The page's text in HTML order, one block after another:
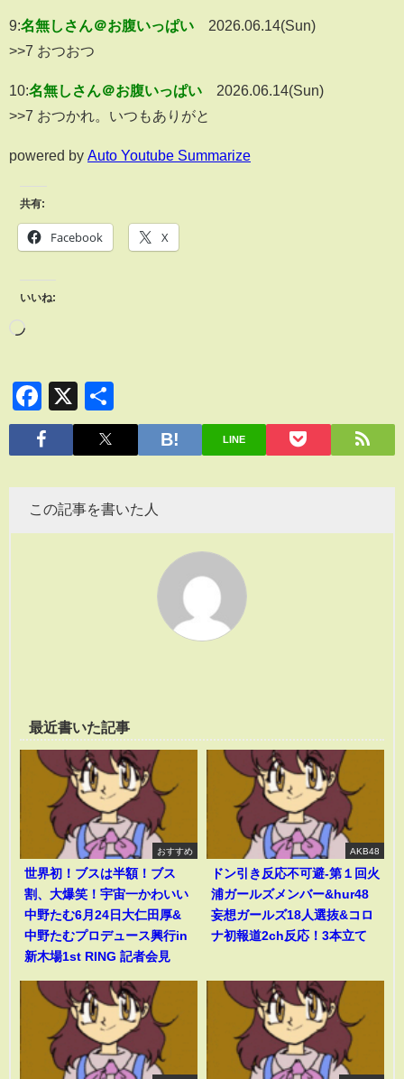
9:名無しさん＠お腹いっぱい
2026.06.14(Sun)
>>7 おつおつ
10:名無しさん＠お腹いっぱい
2026.06.14(Sun)
>>7 おつかれ。いつもありがと
powered by Auto Youtube Summarize
共有:
Facebook X
いいね:
Facebook
X
有
LINE
この記事を書いた人
最近書いた記事
おすすめ
世界初！ブスは半額！ブス
割、大爆笑！宇宙一かわいい
中野たむ6月24日大仁田厚&
中野たむプロデュース興行in
新木場1st RING 記者会見
AKB48
ドン引き反応不可避-第１回火
浦ガールズメンバー&hur48
妄想ガールズ18人選抜&コロ
ナ初報道2ch反応！3本立て